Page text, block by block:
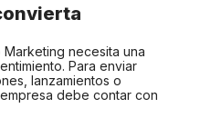
necesita una
Para enviar
lanzamientos o
debe contar con